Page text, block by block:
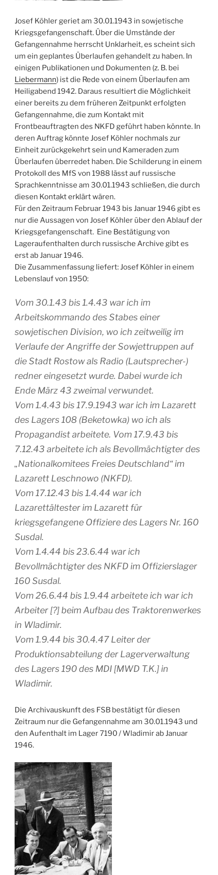
Josef Köhler geriet am 30.01.1943 in sowjetische
Kriegsgefangenschaft. Über die Umstände der
Gefangennahme herrscht Unklarheit, es scheint sich
um ein geplantes Überlaufen gehandelt zu haben. In
einigen Publikationen und Dokumenten (z. B. bei
Liebermann) ist die Rede von einem Überlaufen am
Heiligabend 1942. Daraus resultiert die Möglichkeit
einer bereits zu dem früheren Zeitpunkt erfolgten
Gefangennahme, die zum Kontakt mit
Frontbeauftragten des NKFD geführt haben könnte. In
deren Auftrag könnte Josef Köhler nochmals zur
Einheit zurückgekehrt sein und Kameraden zum
Überlaufen überredet haben. Die Schilderung in einem
Protokoll des MfS von 1988 lässt auf russische
Sprachkenntnisse am 30.01.1943 schließen, die durch
diesen Kontakt erklärt wären.
Für den Zeitraum Februar 1943 bis Januar 1946 gibt es
nur die Aussagen von Josef Köhler über den Ablauf der
Kriegsgefangenschaft. Eine Bestätigung von
Lageraufenthalten durch russische Archive gibt es
erst ab Januar 1946.
Die Zusammenfassung liefert: Josef Köhler in einem
Lebenslauf von 1950:
Vom 30.1.43 bis 1.4.43 war ich im
Arbeitskommando des Stabes einer
sowjetischen Division, wo ich zeitweilig im
Verlaufe der Angriffe der Sowjettruppen auf
die Stadt Rostow als Radio (Lautsprecher-)
redner eingesetzt wurde. Dabei wurde ich
Ende März 43 zweimal verwundet.
Vom 1.4.43 bis 17.9.1943 war ich im Lazarett
des Lagers 108 (Beketowka) wo ich als
Propagandist arbeitete. Vom 17.9.43 bis
7.12.43 arbeitete ich als Bevollmächtigter des
„Nationalkomitees Freies Deutschland“ im
Lazarett Leschnowo (NKFD).
Vom 17.12.43 bis 1.4.44 war ich
Lazarettältester im Lazarett für
kriegsgefangene Offiziere des Lagers Nr. 160
Susdal.
Vom 1.4.44 bis 23.6.44 war ich
Bevollmächtigter des NKFD im Offizierslager
160 Susdal.
Vom 26.6.44 bis 1.9.44 arbeitete ich war ich
Arbeiter [?] beim Aufbau des Traktorenwerkes
in Wladimir.
Vom 1.9.44 bis 30.4.47 Leiter der
Produktionsabteilung der Lagerverwaltung
des Lagers 190 des MDI [MWD T.K.] in
Wladimir.
Die Archivauskunft des FSB bestätigt für diesen
Zeitraum nur die Gefangennahme am 30.01.1943 und
den Aufenthalt im Lager 7190 / Wladimir ab Januar
1946.